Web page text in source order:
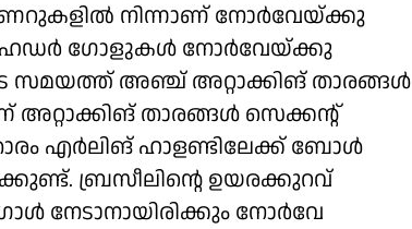
നിന്നാണ് നോർവേയ്ക്കു
ഗോളുകൾ നോർവേയ്ക്കു
അഞ്ച് അറ്റാക്കിങ് താരങ്ങൾ
താരങ്ങൾ സെക്കന്റ്
എർലിങ് ഹാളണ്ടിലേക്ക് ബോൾ
ബ്രസീലിന്റെ ഉയരക്കുറവ്
നേടാനായിരിക്കും നോർവേ